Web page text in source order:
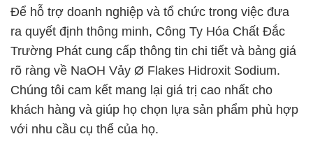
Để hỗ trợ doanh nghiệp và tổ chức trong việc đưa
ra quyết định thông minh, Công Ty Hóa Chất Đắc
Trường Phát cung cấp thông tin chi tiết và bảng giá
rõ ràng về NaOH Vảy Ø Flakes Hidroxit Sodium.
Chúng tôi cam kết mang lại giá trị cao nhất cho
khách hàng và giúp họ chọn lựa sản phẩm phù hợp
với nhu cầu cụ thể của họ.